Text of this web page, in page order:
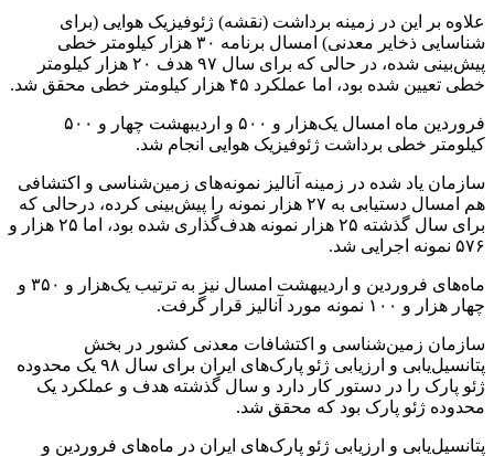
علاوه بر این در زمینه برداشت (نقشه) ژئوفیزیک هوایی (برای
شناسایی ذخایر معدنی) امسال برنامه ۳۰ هزار کیلومتر خطی
پیش‌بینی شده، در حالی که برای سال ۹۷ هدف ۲۰ هزار کیلومتر
خطی تعیین شده بود، اما عملکرد ۴۵ هزار کیلومتر خطی محقق شد.
فروردین ماه امسال یک‌هزار و ۵۰۰ و اردیبهشت چهار و ۵۰۰
کیلومتر خطی برداشت ژئوفیزیک هوایی انجام شد.
سازمان یاد شده در زمینه آنالیز نمونه‌های زمین‌شناسی و اکتشافی
هم امسال دستیابی به ۲۷ هزار نمونه را پیش‌بینی کرده، درحالی که
برای سال گذشته ۲۵ هزار نمونه هدف‌گذاری شده بود، اما ۲۵ هزار و
۵۷۶ نمونه اجرایی شد.
ماه‌های فروردین و اردیبهشت امسال نیز به ترتیب یک‌هزار و ۳۵۰ و
چهار هزار و ۱۰۰ نمونه مورد آنالیز قرار گرفت.
سازمان زمین‌شناسی و اکتشافات معدنی کشور در بخش
پتانسیل‌یابی و ارزیابی ژئو پارک‌های ایران برای سال ۹۸ یک محدوده
ژئو پارک را در دستور کار دارد و سال گذشته هدف و عملکرد یک
محدوده ژئو پارک بود که محقق شد.
پتانسیل‌یابی و ارزیابی ژئو پارک‌های ایران در ماه‌های فروردین و